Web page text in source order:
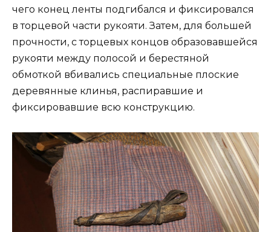
чего конец ленты подгибался и фиксировался
в торцевой части рукояти. Затем, для большей
прочности, с торцевых концов образовавшейся
рукояти между полосой и берестяной
обмоткой вбивались специальные плоские
деревянные клинья, распиравшие и
фиксировавшие всю конструкцию.